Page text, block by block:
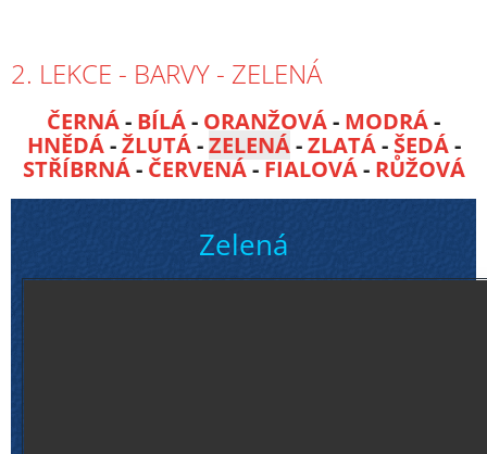
2. LEKCE - BARVY - ZELENÁ
ČERNÁ- BÍLÁ- ORANŽOVÁ- MODRÁ-
HNĚDÁ-ŽLUTÁ-ZELENÁ-ZLATÁ- ŠEDÁ-
STŘÍBRNÁ- ČERVENÁ- FIALOVÁ- RŮŽOVÁ
Zelená